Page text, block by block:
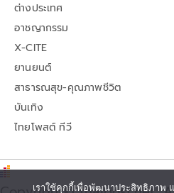
ต่างประเทศ
อาชญากรรม
X-CITE
ยานยนต์
สาธารณสุข-คุณภาพชีวิต
บันเทิง
ไทยโพสต์ ทีวี
เราใช้คุกกี้เพื่อพัฒนาประสิทธิภาพ